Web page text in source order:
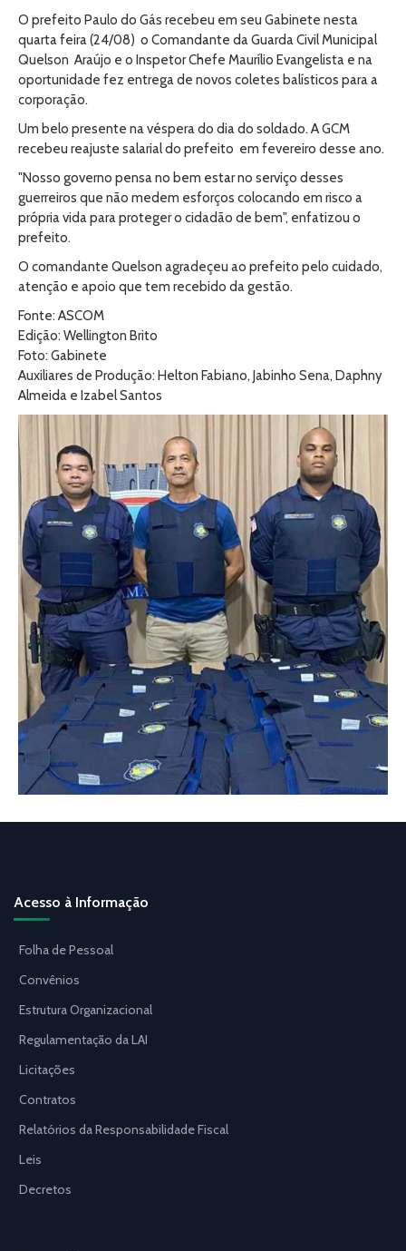
O prefeito Paulo do Gás recebeu em seu Gabinete nesta
quarta feira (24/08) o Comandante da Guarda Civil Municipal
Quelson Araújo e o Inspetor Chefe Maurílio Evangelista e na
oportunidade fez entrega de novos coletes balísticos para a
corporação.
Um belo presente na véspera do dia do soldado. A GCM
recebeu reajuste salarial do prefeito em fevereiro desse ano.
"Nosso governo pensa no bem estar no serviço desses
guerreiros que não medem esforços colocando em risco a
própria vida para proteger o cidadão de bem", enfatizou o
prefeito.
O comandante Quelson agradeçeu ao prefeito pelo cuidado,
atenção e apoio que tem recebido da gestão.
Fonte: ASCOM
Edição: Wellington Brito
Foto: Gabinete
Auxiliares de Produção: Helton Fabiano, Jabinho Sena, Daphny
Almeida e Izabel Santos
Acesso à Informação
Folha de Pessoal
Convênios
Estrutura Organizacional
Regulamentação da LAI
Licitações
Contratos
Relatórios da Responsabilidade Fiscal
Leis
Decretos